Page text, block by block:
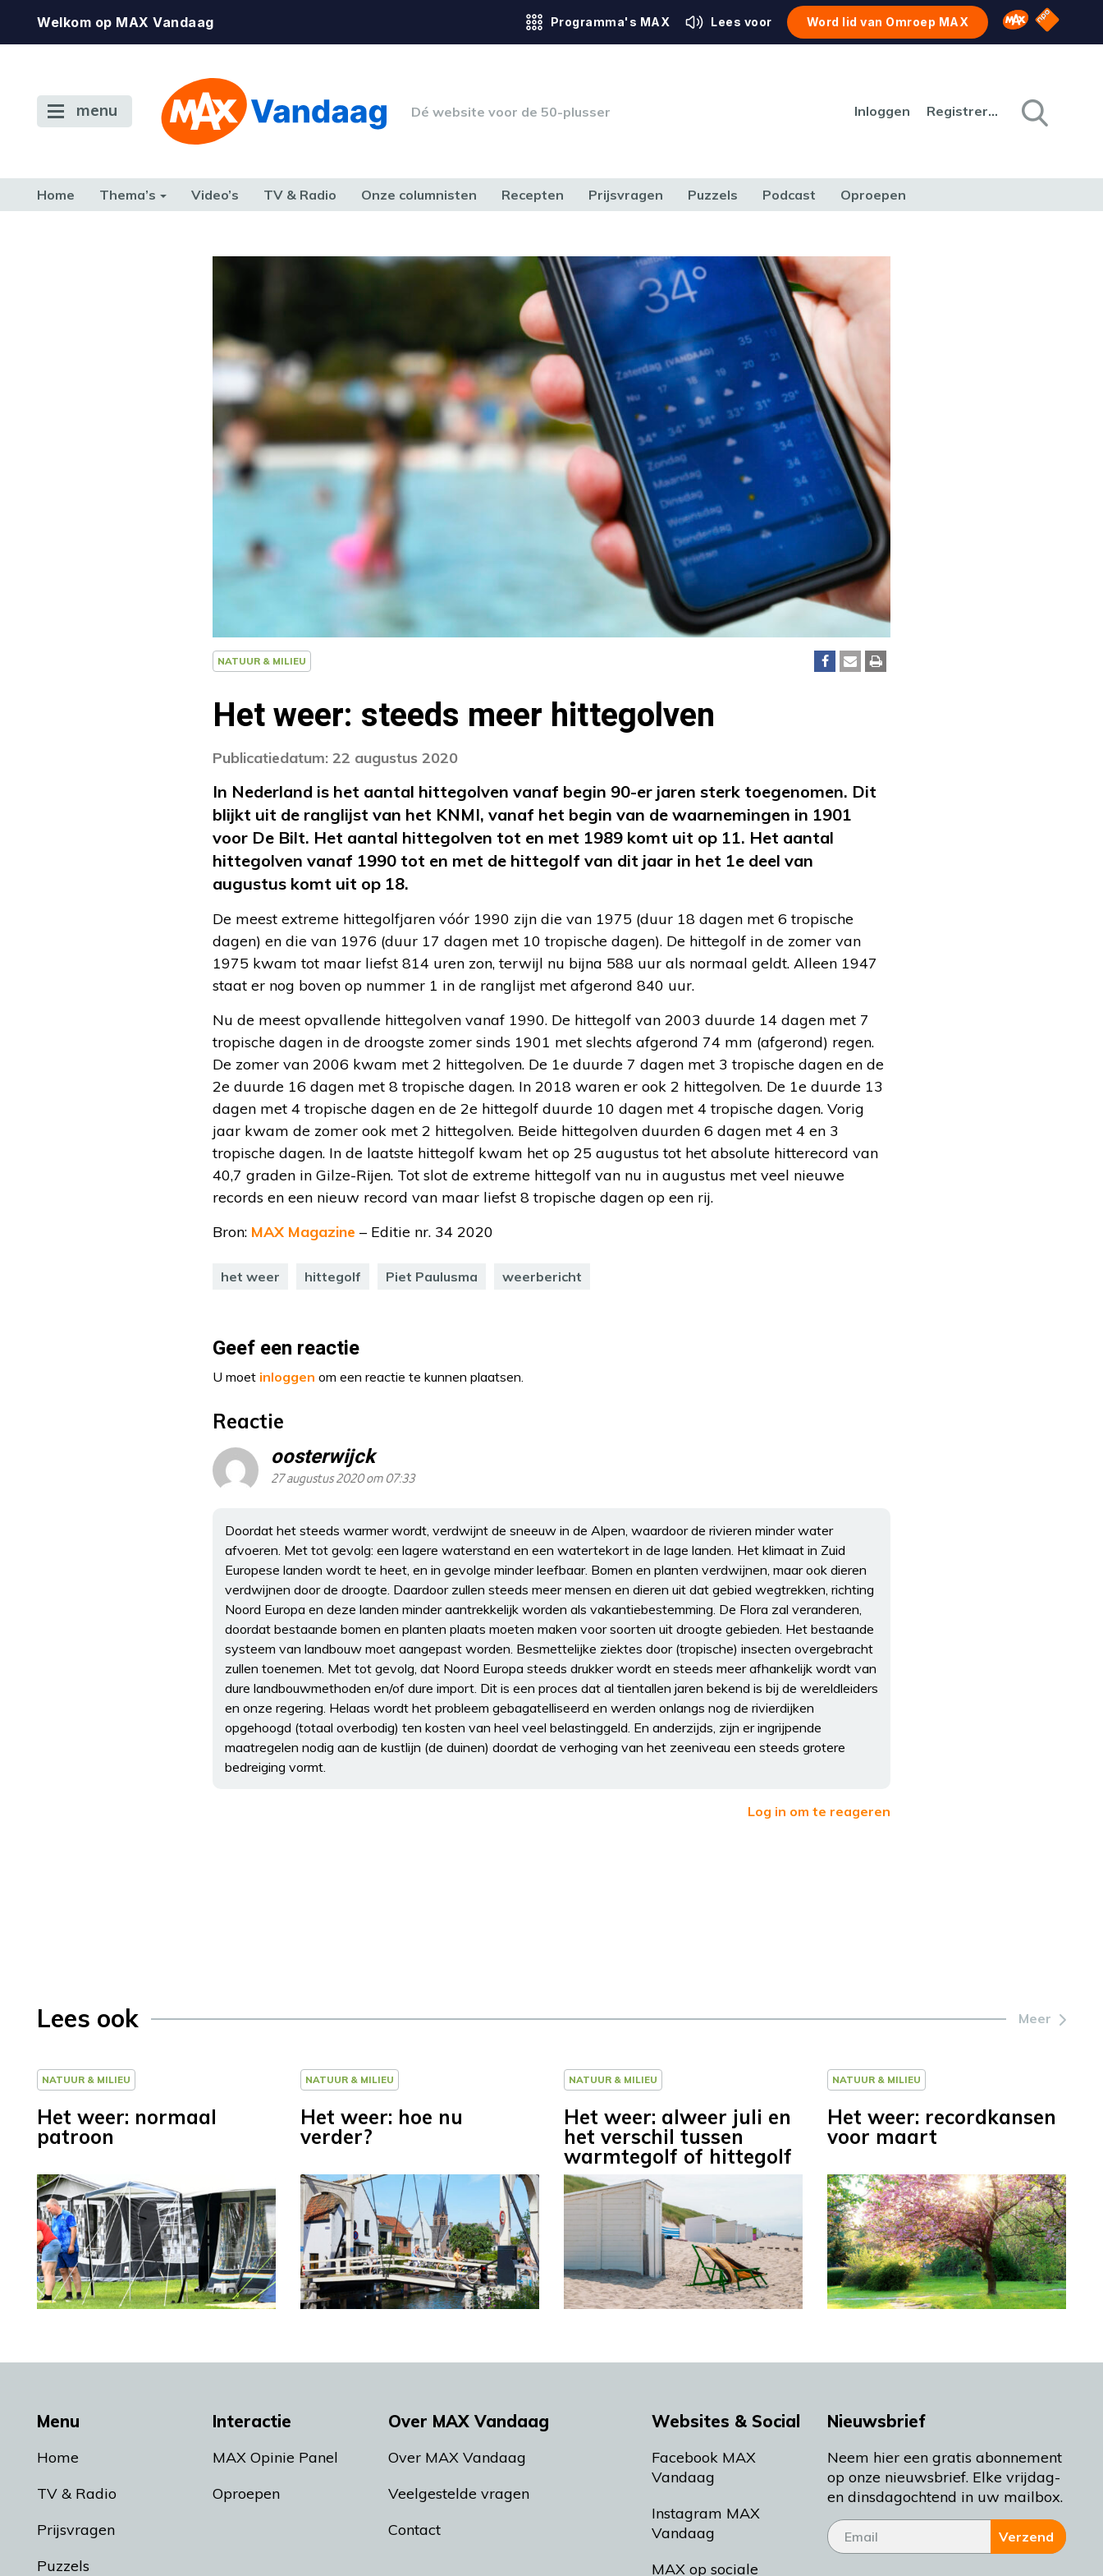
Welkom op MAX Vandaag Programma's MAX Lees voor Word lid van Omroep MAX Omroep MAX
NPO
menu Dé website voor de 50-plusser Inloggen Registreren
Home Thema’s Video’s TV & Radio Onze columnisten Recepten Prijsvragen Puzzels Podcast Oproepen
NATUUR & MILIEU
Het weer: steeds meer hittegolven
Publicatiedatum: 22 augustus 2020
In Nederland is het aantal hittegolven vanaf begin 90-er jaren sterk toegenomen. Dit
blijkt uit de ranglijst van het KNMI, vanaf het begin van de waarnemingen in 1901
voor De Bilt. Het aantal hittegolven tot en met 1989 komt uit op 11. Het aantal
hittegolven vanaf 1990 tot en met de hittegolf van dit jaar in het 1e deel van
augustus komt uit op 18.
De meest extreme hittegolfjaren vóór 1990 zijn die van 1975 (duur 18 dagen met 6 tropische
dagen) en die van 1976 (duur 17 dagen met 10 tropische dagen). De hittegolf in de zomer van
1975 kwam tot maar liefst 814 uren zon, terwijl nu bijna 588 uur als normaal geldt. Alleen 1947
staat er nog boven op nummer 1 in de ranglijst met afgerond 840 uur.
Nu de meest opvallende hittegolven vanaf 1990. De hittegolf van 2003 duurde 14 dagen met 7
tropische dagen in de droogste zomer sinds 1901 met slechts afgerond 74 mm (afgerond) regen.
De zomer van 2006 kwam met 2 hittegolven. De 1e duurde 7 dagen met 3 tropische dagen en de
2e duurde 16 dagen met 8 tropische dagen. In 2018 waren er ook 2 hittegolven. De 1e duurde 13
dagen met 4 tropische dagen en de 2e hittegolf duurde 10 dagen met 4 tropische dagen. Vorig
jaar kwam de zomer ook met 2 hittegolven. Beide hittegolven duurden 6 dagen met 4 en 3
tropische dagen. In de laatste hittegolf kwam het op 25 augustus tot het absolute hitterecord van
40,7 graden in Gilze-Rijen. Tot slot de extreme hittegolf van nu in augustus met veel nieuwe
records en een nieuw record van maar liefst 8 tropische dagen op een rij.
Bron: MAX Magazine – Editie nr. 34 2020
het weer hittegolf Piet Paulusma weerbericht
Geef een reactie
U moet inloggen om een reactie te kunnen plaatsen.
Reactie
oosterwijck
27 augustus 2020 om 07:33
Doordat het steeds warmer wordt, verdwijnt de sneeuw in de Alpen, waardoor de rivieren minder water
afvoeren. Met tot gevolg: een lagere waterstand en een watertekort in de lage landen. Het klimaat in Zuid
Europese landen wordt te heet, en in gevolge minder leefbaar. Bomen en planten verdwijnen, maar ook dieren
verdwijnen door de droogte. Daardoor zullen steeds meer mensen en dieren uit dat gebied wegtrekken, richting
Noord Europa en deze landen minder aantrekkelijk worden als vakantiebestemming. De Flora zal veranderen,
doordat bestaande bomen en planten plaats moeten maken voor soorten uit droogte gebieden. Het bestaande
systeem van landbouw moet aangepast worden. Besmettelijke ziektes door (tropische) insecten overgebracht
zullen toenemen. Met tot gevolg, dat Noord Europa steeds drukker wordt en steeds meer afhankelijk wordt van
dure landbouwmethoden en/of dure import. Dit is een proces dat al tientallen jaren bekend is bij de wereldleiders
en onze regering. Helaas wordt het probleem gebagatelliseerd en werden onlangs nog de rivierdijken
opgehoogd (totaal overbodig) ten kosten van heel veel belastinggeld. En anderzijds, zijn er ingrijpende
maatregelen nodig aan de kustlijn (de duinen) doordat de verhoging van het zeeniveau een steeds grotere
bedreiging vormt.
Log in om te reageren
Lees ook Meer
NATUUR & MILIEU
Het weer: normaal
patroon
NATUUR & MILIEU
Het weer: hoe nu
verder?
NATUUR & MILIEU
Het weer: alweer juli en
het verschil tussen
warmtegolf of hittegolf
NATUUR & MILIEU
Het weer: recordkansen
voor maart
Menu
Home
TV & Radio
Prijsvragen
Puzzels
Interactie
MAX Opinie Panel
Oproepen
Over MAX Vandaag
Over MAX Vandaag
Veelgestelde vragen
Contact
Websites & Social
Facebook MAX
Vandaag
Instagram MAX
Vandaag
MAX op sociale
Nieuwsbrief
Neem hier een gratis abonnement
op onze nieuwsbrief. Elke vrijdag-
en dinsdagochtend in uw mailbox.
Verzend